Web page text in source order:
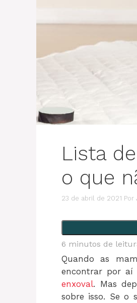
Lista
o que
23 de abril de 2021 Por
6 minutos de
Quando as
encontrar por aí
enxoval. Mas
sobre isso. Se o